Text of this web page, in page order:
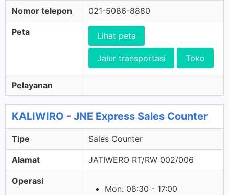
Nomor telepon 021-5086-8880
Peta Lihat peta
Jalur transportasi Toko
Pelayanan
KALIWIRO - JNE Express Sales Counter
Tipe Sales Counter
Alamat JATIWERO RT/RW 002/006
Operasi
Mon: 08:30 - 17:00